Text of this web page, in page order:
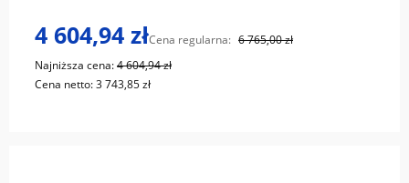
4 604,94 złCena regularna: 6 765,00 zł
Najniższa cena:4 604,94 zł
Cena netto:3 743,85 zł